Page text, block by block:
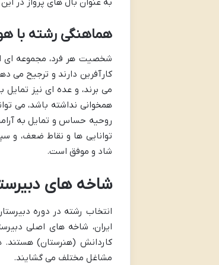
به عنوان بال های پرواز در
هماهنگی رشته با
شخصیت هر فرد، مجموعه ای از
کارآفرین دارند و ترجیح می
می برند، و عده ای نیز
همخوانی نداشته باشد، می
روحیه حساس و تمایل به
توانایی ها و نقاط ضعف، و
شاد و موفق است.
شاخه های
انتخاب رشته در دوره
ایران، شاخه های اصلی
کاردانش (هنرستان) هستند.
مشاغل مختلف می گشایند.